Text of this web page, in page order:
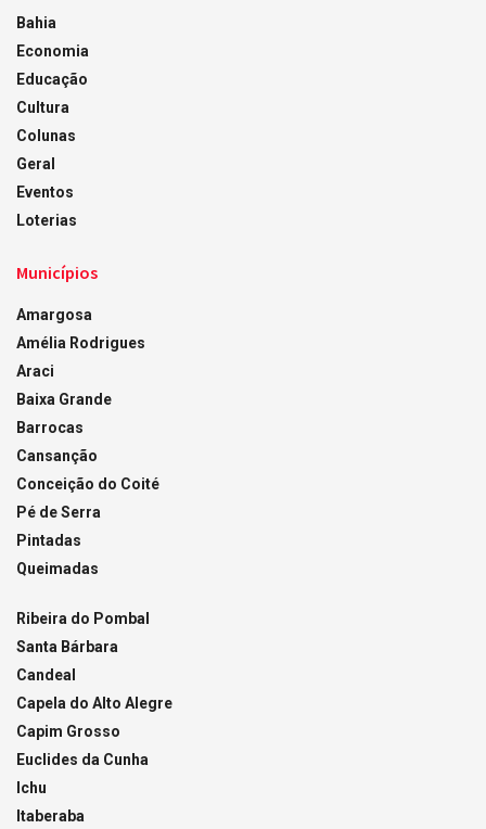
Bahia
Economia
Educação
Cultura
Colunas
Geral
Eventos
Loterias
Municípios
Amargosa
Amélia Rodrigues
Araci
Baixa Grande
Barrocas
Cansanção
Conceição do Coité
Pé de Serra
Pintadas
Queimadas
Ribeira do Pombal
Santa Bárbara
Candeal
Capela do Alto Alegre
Capim Grosso
Euclides da Cunha
Ichu
Itaberaba